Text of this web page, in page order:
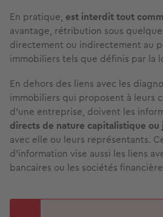
En pratique, est interdit tout
avantage, rétribution sous
directement ou indirectement au
immobiliers tels que définis par la
En dehors des liens avec les
immobiliers qui proposent à leurs
d’une entreprise, doivent les
directs de nature capitalistique
avec elle ou leurs représentants.
d’information vise aussi les liens
bancaires ou les sociétés